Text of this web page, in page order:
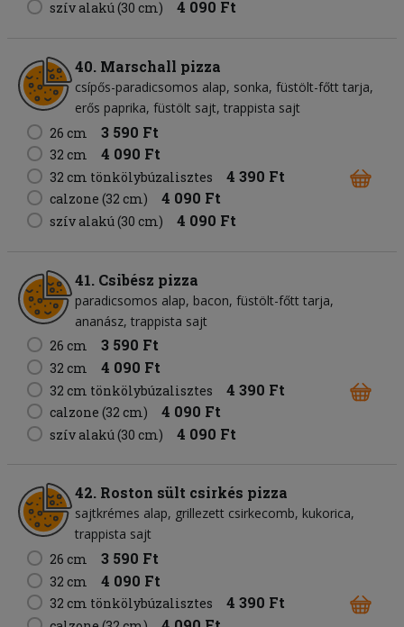
szív alakú (30 cm) 4 090 Ft
40. Marschall pizza
csípős-paradicsomos alap sonka füstölt-főtt tarja
erős paprika füstölt sajt trappista sajt
26 cm
3 590 Ft
32 cm 4 090 Ft
32 cm tönkölybúzalisztes 4 390 Ft
calzone (32 cm) 4 090 Ft
szív alakú (30 cm) 4 090 Ft
41. Csibész pizza
paradicsomos alap bacon füstölt-főtt tarja
ananász trappista sajt
26 cm
3 590 Ft
32 cm 4 090 Ft
32 cm tönkölybúzalisztes 4 390 Ft
calzone (32 cm) 4 090 Ft
szív alakú (30 cm) 4 090 Ft
42. Roston sült csirkés pizza
sajtkrémes alap grillezett csirkecomb kukorica
trappista sajt
26 cm
3 590 Ft
32 cm 4 090 Ft
32 cm tönkölybúzalisztes 4 390 Ft